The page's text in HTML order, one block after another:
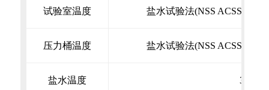
试验室温度 盐水试验法(NSS
压力桶温度 盐水试验法(NSS
盐水温度